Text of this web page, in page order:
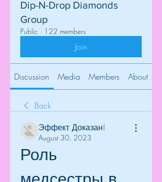
Dip-N-Drop Diamonds
Group
Public · 122 members
Join
Discussion Media Members About
Back
Эффект Доказан!
August 30, 2023
Роль